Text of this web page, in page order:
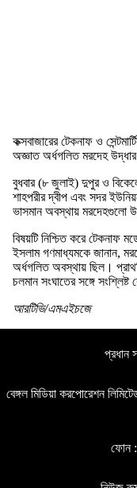
কক্সবাজারের টেকনাফ ও
অজ্ঞাত অর্ধগলিত মরদেহ
বুধবার (৮ জুলাই) দুপুর ও
শাহপরীর দ্বীপ এবং সদর
ভাসমান অবস্থায় মরদেহগুলো
বিষয়টি নিশ্চিত করে টেকনাফ
ইসলাম গণমাধ্যমকে জানান,
অর্ধগলিত অবস্থায় ছিল।
চলমান সংঘাতের সঙ্গে
আরটিভি/এমএইচজে
প্রধান
বেঙ্গল মিডিয়া করপোরেশন
ফোন